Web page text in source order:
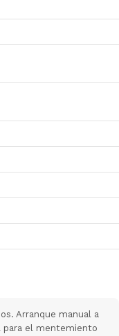
Arranque manual a
para el mentemiento